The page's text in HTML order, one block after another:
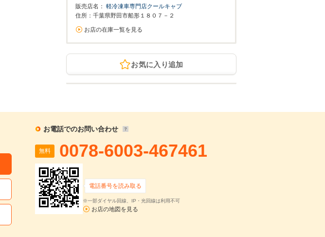
販売店名： 軽冷凍車専門店クールキャブ
住所：千葉県野田市船形１８０７－２
お店の在庫一覧を見る
お気に入り追加
お電話でのお問い合わせ
無料 0078-6003-467461
電話番号を読み取る
※一部ダイヤル回線、IP・光回線は利用不可
お店の地図を見る